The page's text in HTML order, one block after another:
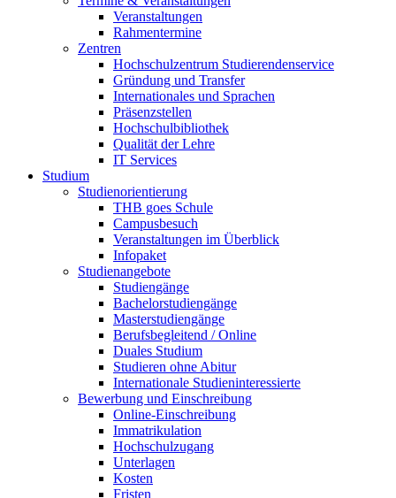
Veranstaltungen
Rahmentermine
Zentren
Hochschulzentrum Studierendenservice
Gründung und Transfer
Internationales und Sprachen
Präsenzstellen
Hochschulbibliothek
Qualität der Lehre
IT Services
Studium
Studienorientierung
THB goes Schule
Campusbesuch
Veranstaltungen im Überblick
Infopaket
Studienangebote
Studiengänge
Bachelorstudiengänge
Masterstudiengänge
Berufsbegleitend / Online
Duales Studium
Studieren ohne Abitur
Internationale Studieninteressierte
Bewerbung und Einschreibung
Online-Einschreibung
Immatrikulation
Hochschulzugang
Unterlagen
Kosten
Fristen